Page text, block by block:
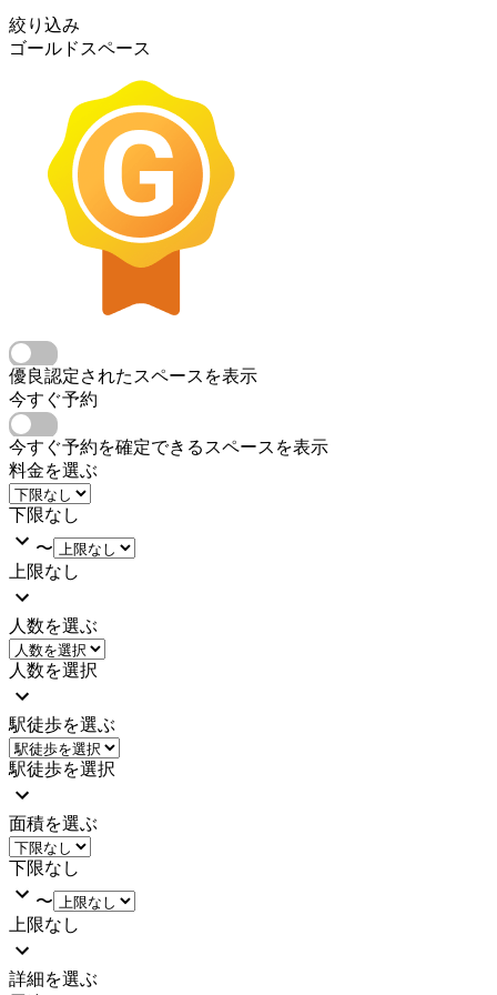
絞り込み
ゴールドスペース
優良認定されたスペースを表示
今すぐ予約
今すぐ予約を確定できるスペースを表示
料金を選ぶ
下限なし
〜
上限なし
人数を選ぶ
人数を選択
駅徒歩を選ぶ
駅徒歩を選択
面積を選ぶ
下限なし
〜
上限なし
詳細を選ぶ